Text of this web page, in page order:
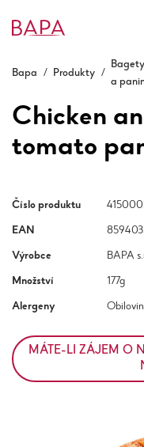
Bapa / Produkty /
a
Chicken
tomato
Číslo produktu
EAN
Výrobce BAPA
Množství 177g
Alergeny
MÁTE-LI ZÁJEM O